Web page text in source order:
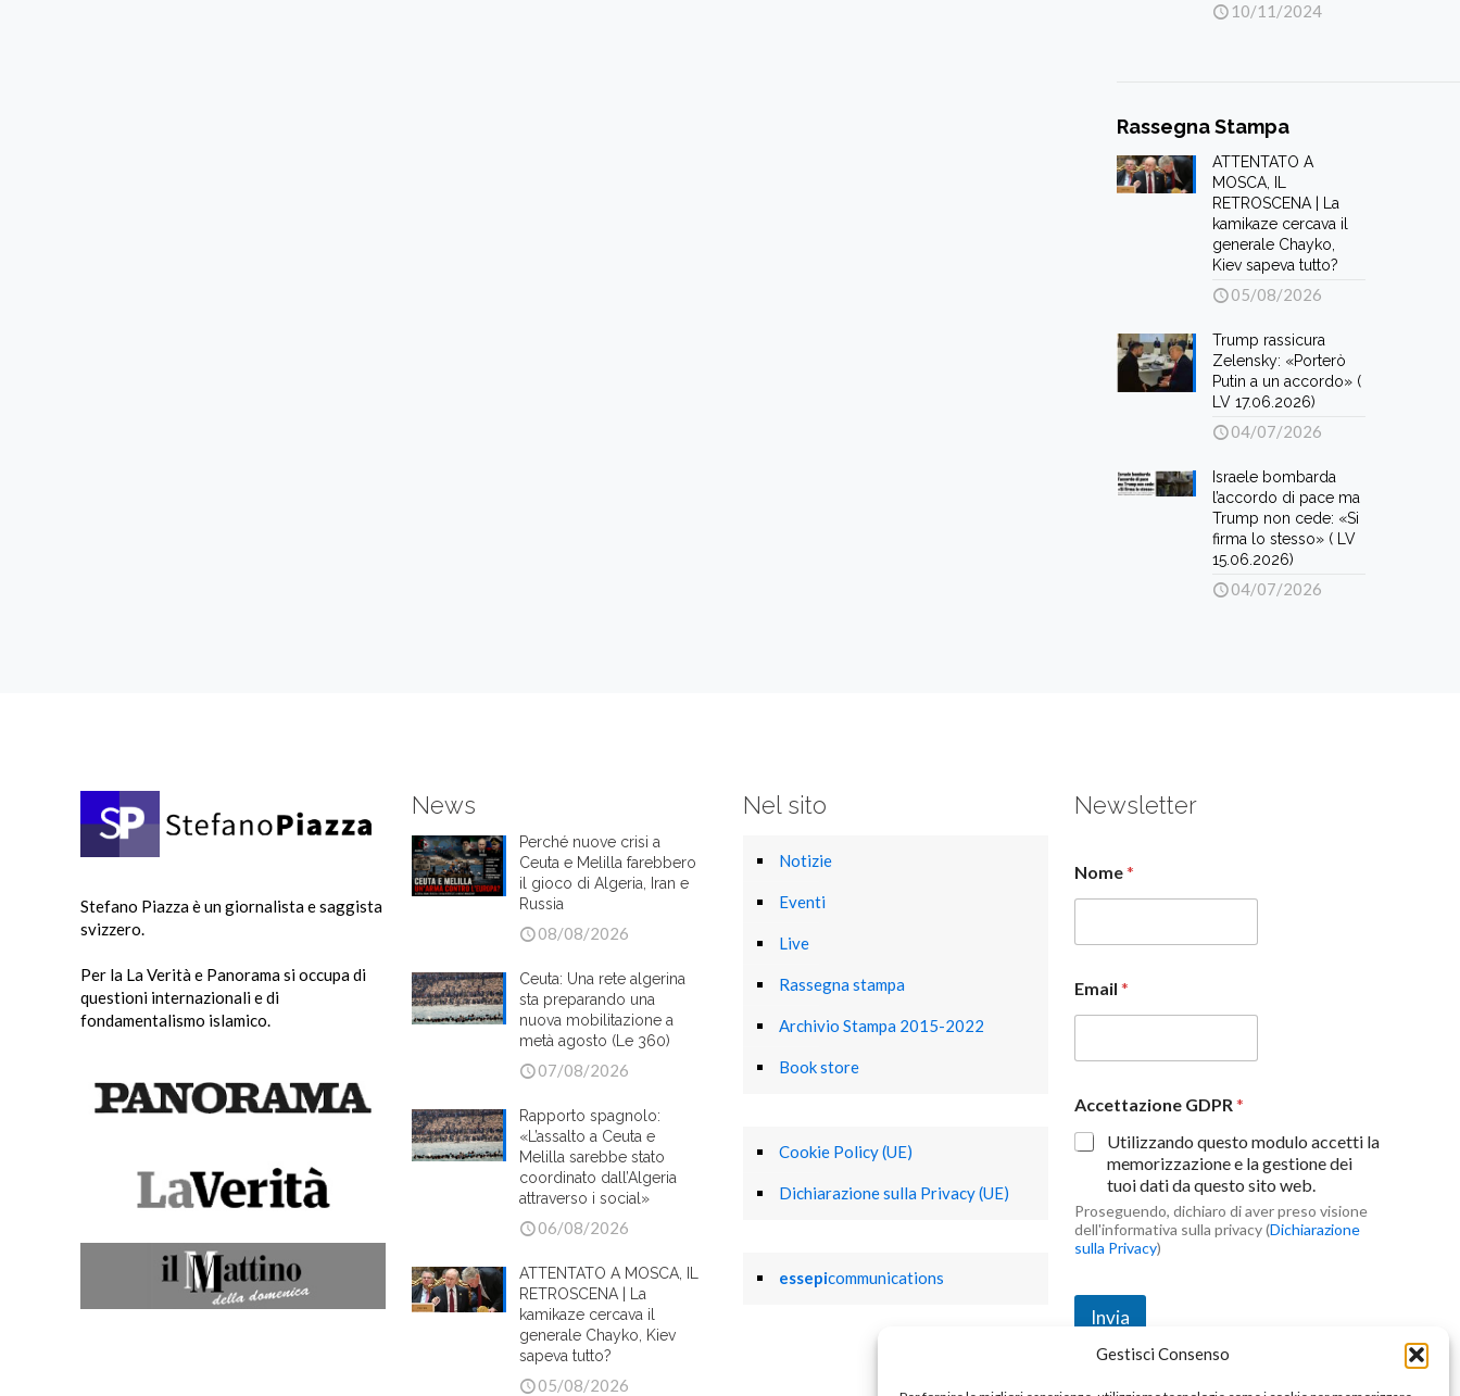
Gestisci Consenso
10/11/2024
Rassegna Stampa
ATTENTATO A
MOSCA, IL
RETROSCENA | La
kamikaze cercava il
generale Chayko,
Kiev sapeva tutto?
05/08/2026
Trump rassicura
Zelensky: «Porterò
Putin a un accordo» (
LV 17.06.2026)
04/07/2026
Israele bombarda
l’accordo di pace ma
Trump non cede: «Si
firma lo stesso» ( LV
15.06.2026)
04/07/2026
Stefano Piazza è un giornalista e saggista
svizzero.
Per la La Verità e Panorama si occupa di
questioni internazionali e di
fondamentalismo islamico.
News
Perché nuove crisi a
Ceuta e Melilla farebbero
il gioco di Algeria, Iran e
Russia
08/08/2026
Ceuta: Una rete algerina
sta preparando una
nuova mobilitazione a
metà agosto (Le 360)
07/08/2026
Rapporto spagnolo:
«L’assalto a Ceuta e
Melilla sarebbe stato
coordinato dall’Algeria
attraverso i social»
06/08/2026
ATTENTATO A MOSCA, IL
RETROSCENA | La
kamikaze cercava il
generale Chayko, Kiev
sapeva tutto?
05/08/2026
Nel sito
Notizie
Eventi
Live
Rassegna stampa
Archivio Stampa 2015-2022
Book store
Cookie Policy (UE)
Dichiarazione sulla Privacy (UE)
essepicommunications
Newsletter
Nome*
Email *
Accettazione GDPR*
Utilizzando questo modulo accetti la
memorizzazione e la gestione dei
tuoi dati da questo sito web.
Proseguendo, dichiaro di aver preso visione
dell'informativa sulla privacy (Dichiarazione
sulla Privacy)
Invia